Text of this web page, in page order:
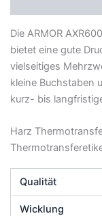
Die ARMOR
bietet eine gute
vielseitiges
kleine Buchstaben
kurz- bis
Harz
Qualität
Wicklung